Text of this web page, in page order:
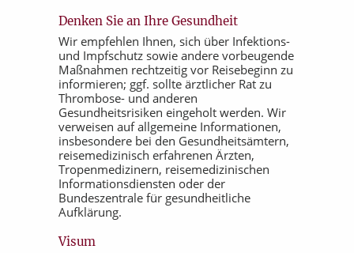
Denken Sie an Ihre Gesundheit
Wir empfehlen Ihnen, sich über Infektions-
und Impfschutz sowie andere vorbeugende
Maßnahmen rechtzeitig vor Reisebeginn zu
informieren; ggf. sollte ärztlicher Rat zu
Thrombose- und anderen
Gesundheitsrisiken eingeholt werden. Wir
verweisen auf allgemeine Informationen,
insbesondere bei den Gesundheitsämtern,
reisemedizinisch erfahrenen Ärzten,
Tropenmedizinern, reisemedizinischen
Informationsdiensten oder der
Bundeszentrale für gesundheitliche
Aufklärung.
Visum